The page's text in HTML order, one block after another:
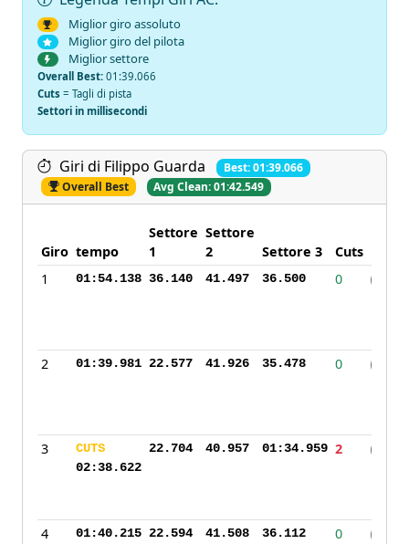
Miglior giro assoluto
Miglior giro del pilota
Miglior settore
Overall Best: 01:39.066
Cuts = Tagli di pista
Settori in millisecondi
Giri di Filippo Guarda
Best: 01:39.066
Overall Best
Avg Clean: 01:42.549
Giro tempo
Settore
1
Settore
2
Settore 3 Cuts
1
01:54.138 36.140 41.497 36.500 0
2 01:39.981 22.577 41.926 35.478 0
3
CUTS
02:38.622
22.704 40.957 01:34.959 2
4 01:40.215 22.594 41.508 36.112 0